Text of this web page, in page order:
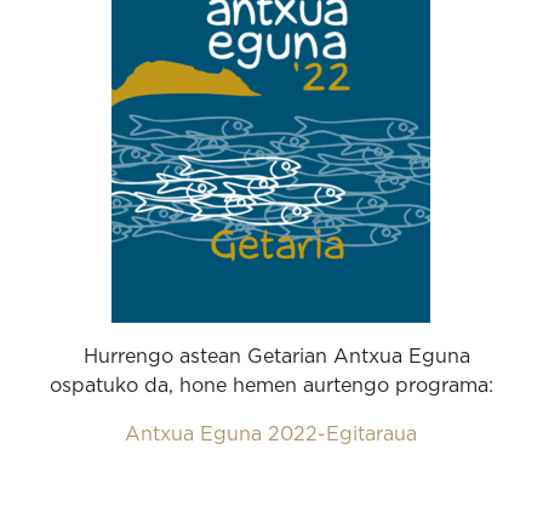
Hurrengo astean Getarian Antxua Eguna
ospatuko da, hone hemen aurtengo programa:
Antxua Eguna 2022-Egitaraua